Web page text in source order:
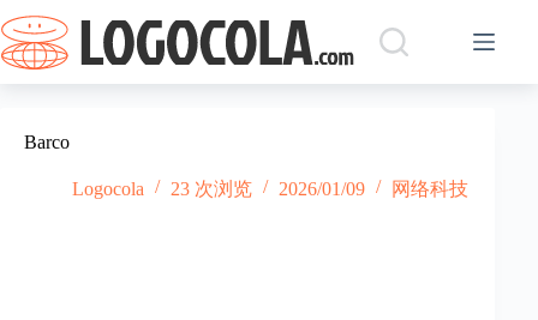
过
内
容
Barco
Logocola 23 次浏览 2026/01/09 网络科技